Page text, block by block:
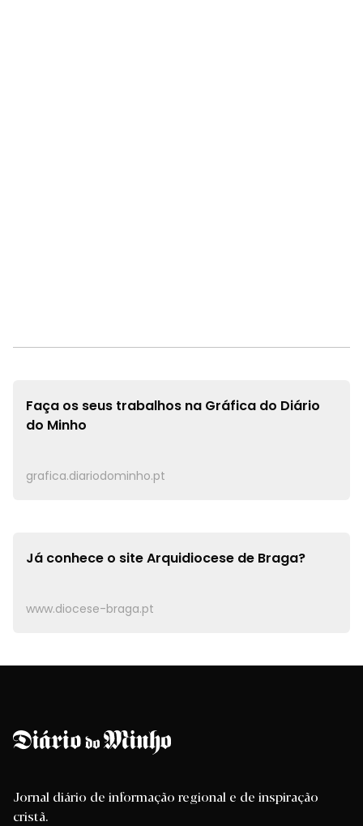
Faça os seus trabalhos na Gráfica do Diário
do Minho
grafica.diariodominho.pt
Já conhece o siteArquidiocese de Braga?
www.diocese-braga.pt
Jornal diário de informação regional e de inspiração
cristã.